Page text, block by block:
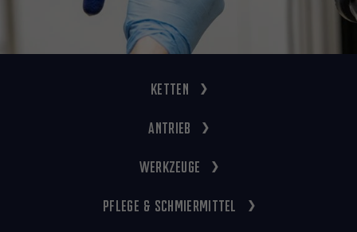
Ketten
Antrieb
Werkzeuge
Pflege & Schmiermittel